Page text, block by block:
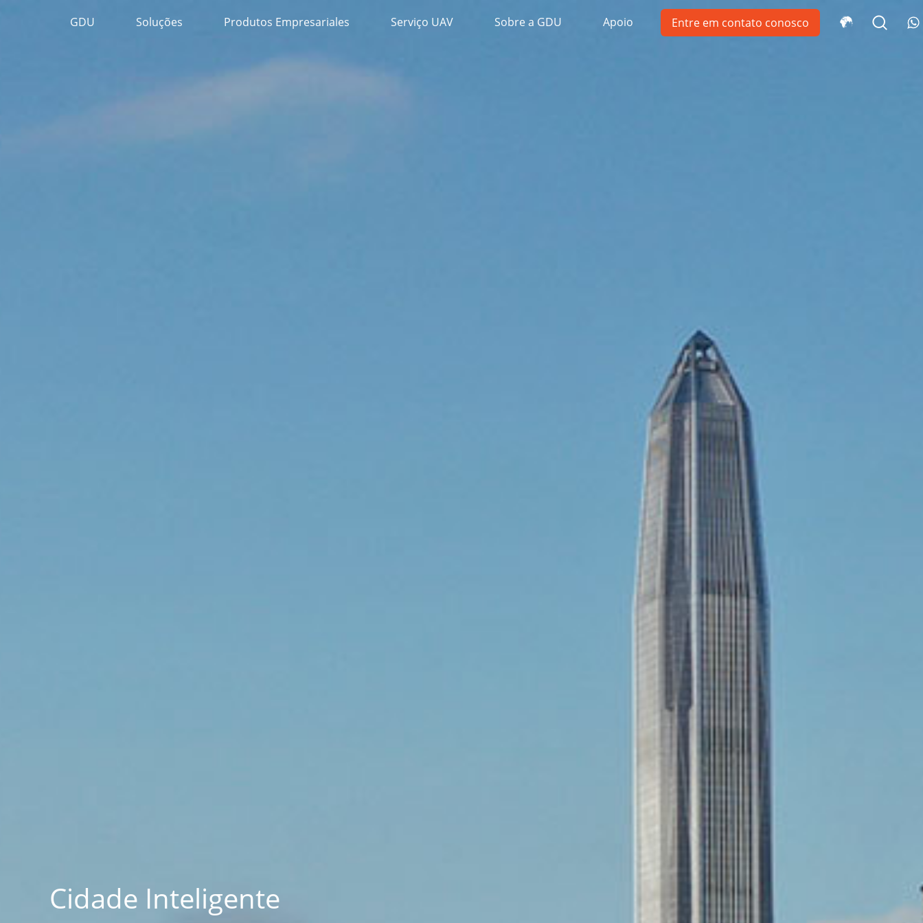
GDU Soluções Produtos Empresariales Serviço UAV Sobre a GDU Apoio Entre em contato conosco
Cidade Inteligente
Cidade Inteligente
Cidade Inteligente